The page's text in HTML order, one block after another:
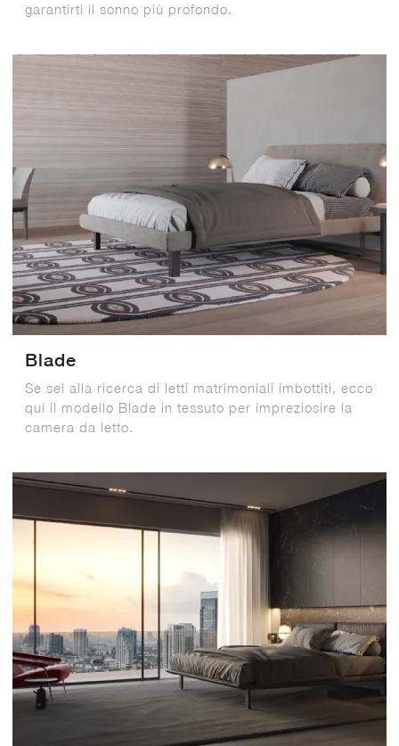
garantirti il sonno più profondo.
Blade
Se sei alla ricerca di letti matrimoniali imbottiti, ecco
qui il modello Blade in tessuto per impreziosire la
camera da letto.